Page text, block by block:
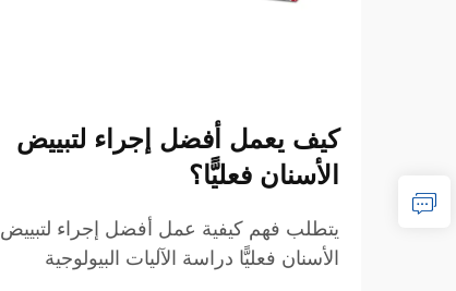
كيف يعمل أفضل إجراء لتبييض
الأسنان فعليًّا؟
يتطلب فهم كيفية عمل أفضل إجراء لتبييض
الأسنان فعليًّا دراسة الآليات البيولوجية